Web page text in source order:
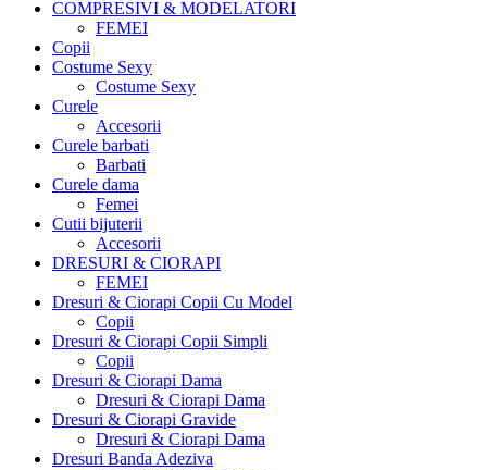
COMPRESIVI & MODELATORI
FEMEI
Copii
Costume Sexy
Costume Sexy
Curele
Accesorii
Curele barbati
Barbati
Curele dama
Femei
Cutii bijuterii
Accesorii
DRESURI & CIORAPI
FEMEI
Dresuri & Ciorapi Copii Cu Model
Copii
Dresuri & Ciorapi Copii Simpli
Copii
Dresuri & Ciorapi Dama
Dresuri & Ciorapi Dama
Dresuri & Ciorapi Gravide
Dresuri & Ciorapi Dama
Dresuri Banda Adeziva